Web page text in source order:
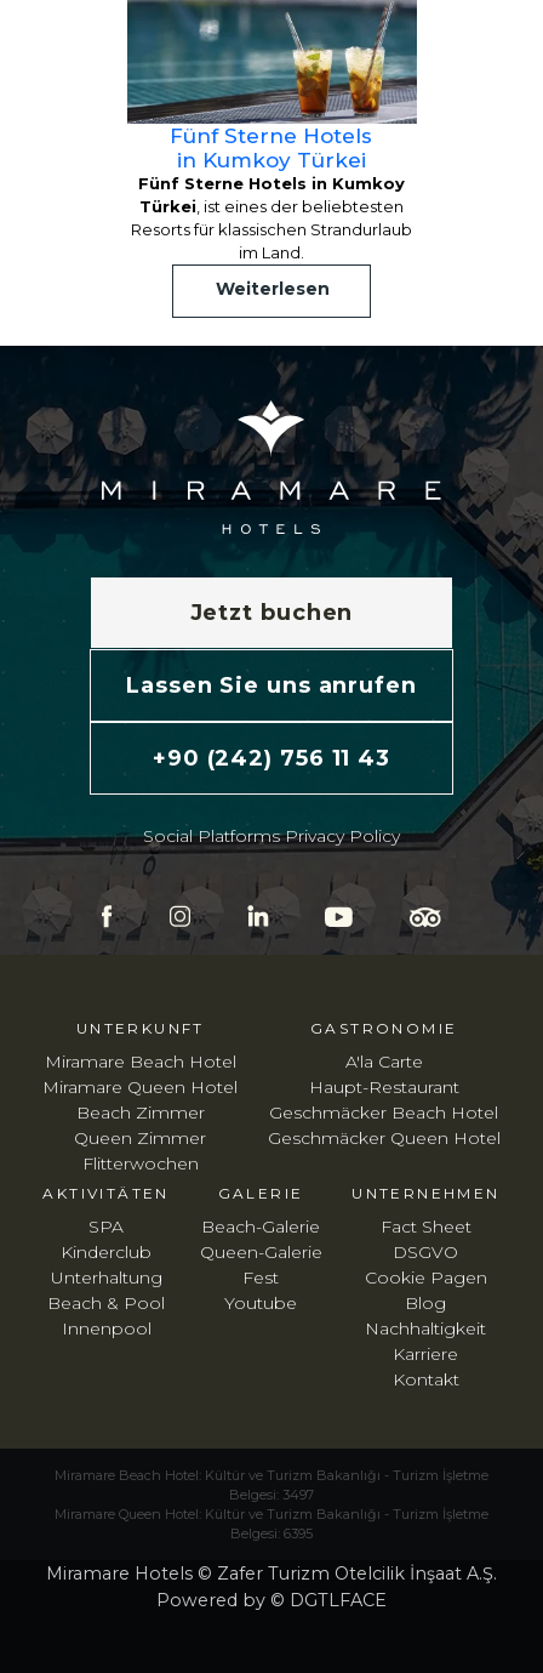
Fünf Sterne Hotels
in Kumkoy Türkei
Fünf Sterne Hotels in Kumkoy
Türkei , ist eines der beliebtesten
Resorts für klassischen Strandurlaub
im Land.
Weiterlesen
Jetzt buchen
Lassen Sie uns anrufen
+90 (242) 756 11 43
UNTERKUNFT
Miramare Beach Hotel
Miramare Queen Hotel
Beach Zimmer
Queen Zimmer
Flitterwochen
GASTRONOMIE
A'la Carte
Haupt-Restaurant
Geschmäcker Beach Hotel
Geschmäcker Queen Hotel
AKTIVITÄTEN
SPA
Kinderclub
Unterhaltung
Beach & Pool
Innenpool
UNTERNEHMEN
Fact Sheet
DSGVO
Cookie Pagen
Blog
Nachhaltigkeit
Karriere
Kontakt
GALERIE
Beach-Galerie
Queen-Galerie
Fest
Youtube
Social Platforms Privacy Policy
Miramare Beach Hotel: Kültür ve Turizm Bakanlığı - Turizm İşletme
Belgesi: 3497
Miramare Queen Hotel: Kültür ve Turizm Bakanlığı - Turizm İşletme
Belgesi: 6395
Miramare Hotels © Zafer Turizm Otelcilik İnşaat A.Ş.
Powered by © DGTLFACE